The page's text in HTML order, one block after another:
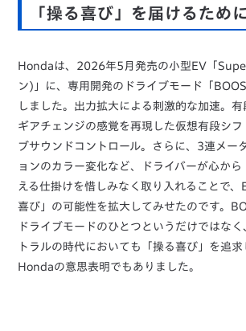
「操る喜び」を届けるため
Hondaは、2026年5月発売の小型EV「
ン)」に、専用開発のドライブモード「
しました。出力拡大による刺激的な加速。
ギアチェンジの感覚を再現した仮想有段シフ
ブサウンドコントロール。さらに、3連メー
ョンのカラー変化など、ドライバーが心から
える仕掛けを惜しみなく取り入れることで、
喜び」の可能性を拡大してみせたのです。
ドライブモードのひとつというだけではな
トラルの時代においても「操る喜び」を追求
Hondaの意思表明でもありました。